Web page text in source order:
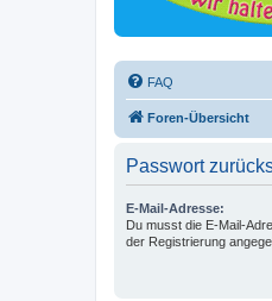
FAQ
Foren-Übersicht
Passwort
E-Mail-Adresse:
Du musst die E-Mail-
der Registrierung